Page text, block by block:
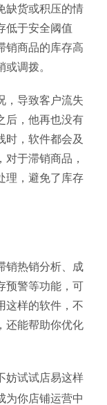
缺货或积压的情
低于安全阈值
销商品的库存高
调拨。
，导致客户流失
后，他再也没有
时，软件都会及
于滞销商品，
理，避免了库存
销热销分析、成
预警等功能，可
这样的软件，不
还能帮助你优化
妨试试店易这样
为你店铺运营中